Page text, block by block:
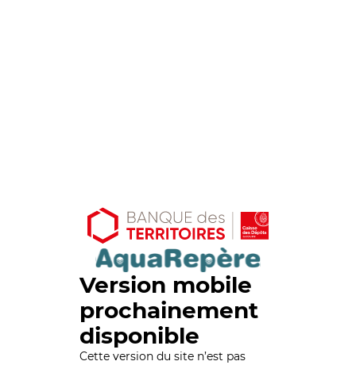
Version mobile
prochainement
disponible
Cette version du site n’est pas